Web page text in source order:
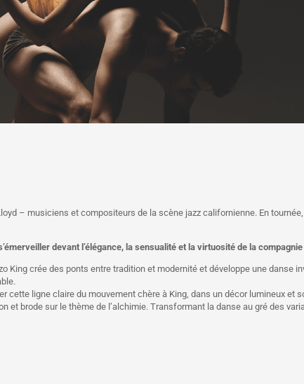
– musiciens et compositeurs de la scène jazz californienne. En
devant l’élégance, la sensualité et la virtuosité de la
King crée des ponts entre tradition et modernité et développe une danse
cette ligne claire du mouvement chère à King, dans un décor lumineux et
et brode sur le thème de l’alchimie. Transformant la danse au gré des